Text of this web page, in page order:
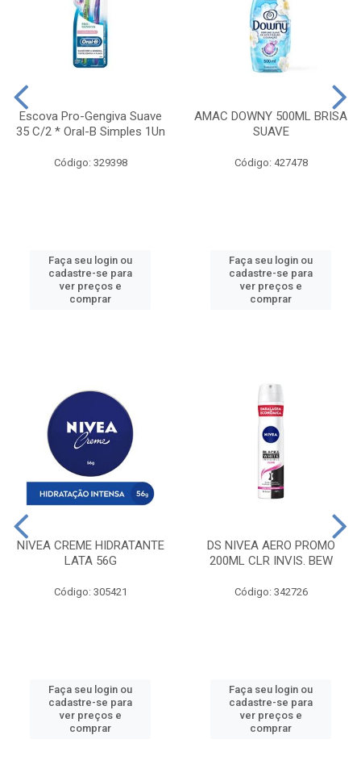
Escova Pro-Gengiva Suave
35 C/2 * Oral-B Simples 1Un
Código: 329398
Faça seu login ou
cadastre-se para
ver preços e
comprar
AMAC DOWNY 500ML BRISA
SUAVE
Código: 427478
Faça seu login ou
cadastre-se para
ver preços e
comprar
NIVEA CREME HIDRATANTE
LATA 56G
Código: 305421
Faça seu login ou
cadastre-se para
ver preços e
comprar
DS NIVEA AERO PROMO
200ML CLR INVIS. BEW
Código: 342726
Faça seu login ou
cadastre-se para
ver preços e
comprar